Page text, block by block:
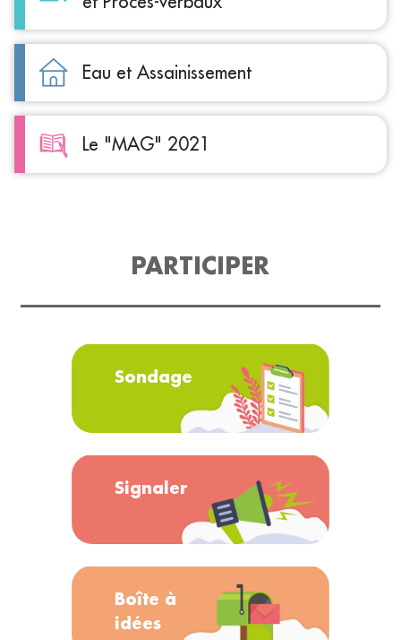
Eau et Assainissement
Le "MAG" 2021
PARTICIPER
Sondage
Signaler
Boîte à
idées